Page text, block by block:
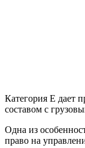
Категория Е дает
составом с
Одна из
право на